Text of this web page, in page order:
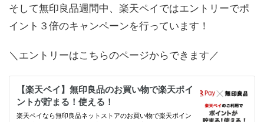
そして無印良品週間中、楽天ペイではエントリーでポ
イント３倍のキャンペーンを行っています！
＼エントリーはこちらのページからできます／